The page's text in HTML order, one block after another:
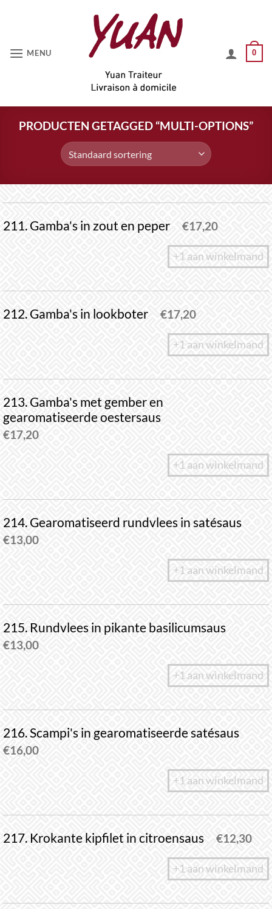
MENU 0
PRODUCTEN GETAGGED “MULTI-OPTIONS”
211. Gamba's in zout en peper €17,20
+1 aan winkelmand
212. Gamba's in lookboter €17,20
+1 aan winkelmand
213. Gamba's met gember en
gearomatiseerde oestersaus
€17,20
+1 aan winkelmand
214. Gearomatiseerd rundvlees in satésaus
€13,00
+1 aan winkelmand
215. Rundvlees in pikante basilicumsaus
€13,00
+1 aan winkelmand
216. Scampi's in gearomatiseerde satésaus
€16,00
+1 aan winkelmand
217. Krokante kipfilet in citroensaus €12,30
+1 aan winkelmand